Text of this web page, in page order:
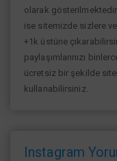
olarak
ise sitemizde sizlere
+1k üstüne
paylaşımlarınızı
ücretsiz bir şekilde
kullanabilirsiniz.
Instagram